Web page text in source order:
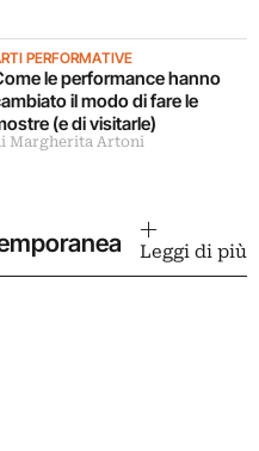
PERFORMATIVE
le performance hanno
il modo di fare le
(e di visitarle)
Margherita Artoni
Leggi di più